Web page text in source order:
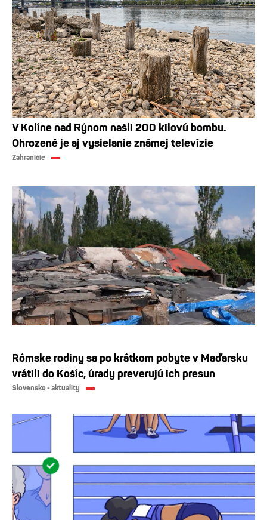
V Kolíne nad Rýnom našli 200 kilovú bombu.
Ohrozené je aj vysielanie známej televízie
Zahraničie
Rómske rodiny sa po krátkom pobyte v Maďarsku
vrátili do Košíc, úrady preverujú ich presun
Slovensko - aktuality